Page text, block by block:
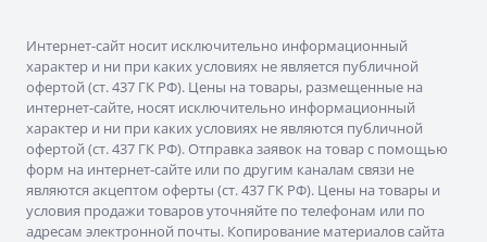
Интернет-сайт носит исключительно информационный
характер и ни при каких условиях не является публичной
офертой (ст. 437 ГК РФ). Цены на товары, размещенные на
интернет-сайте, носят исключительно информационный
характер и ни при каких условиях не являются публичной
офертой (ст. 437 ГК РФ). Отправка заявок на товар с помощью
форм на интернет-сайте или по другим каналам связи не
являются акцептом оферты (ст. 437 ГК РФ). Цены на товары и
условия продажи товаров уточняйте по телефонам или по
адресам электронной почты. Копирование материалов сайта